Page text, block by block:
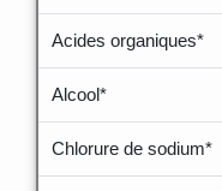
Acides organiques*
Alcool*
Chlorure de sodium*